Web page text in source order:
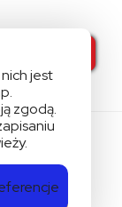
jest
zgodą.